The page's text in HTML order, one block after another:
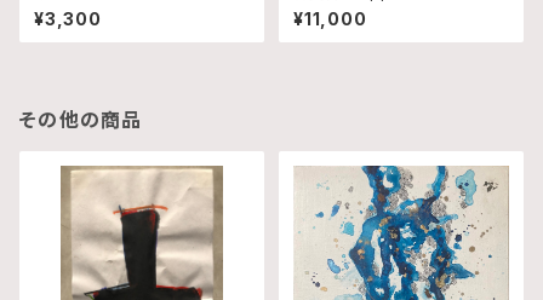
¥3,300
h》
¥11,000
その他の商品